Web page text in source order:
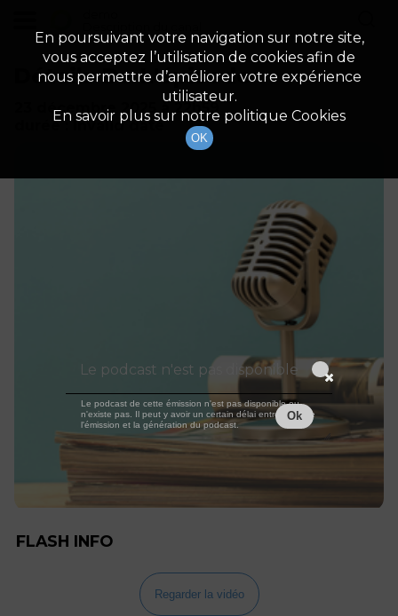
Détails De L'épisode
23 décembre 2025
à 22h59
durée : Invalid date
FLASH INFO
Regarder la vidéo
En poursuivant votre navigation sur notre site,
vous acceptez l’utilisation de cookies afin de
nous permettre d’améliorer votre expérience
utilisateur.
En savoir plus sur notre politique Cookies
OK
Le podcast n'est pas disponible
Le podcast de cette émission n'est pas disponible ou
n'existe pas. Il peut y avoir un certain délai entre la fin de
l'émission et la génération du podcast.
Ok